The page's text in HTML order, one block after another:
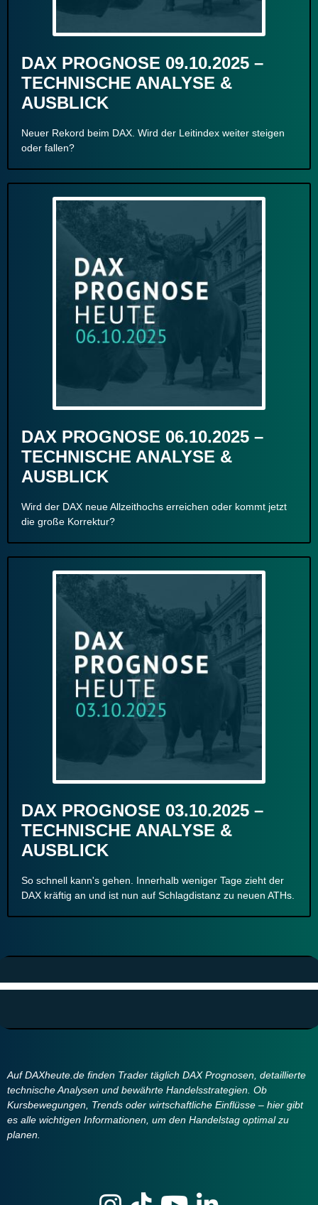
DAX PROGNOSE 09.10.2025 –
TECHNISCHE ANALYSE &
AUSBLICK
Neuer Rekord beim DAX. Wird der Leitindex weiter steigen
oder fallen?
DAX PROGNOSE 06.10.2025 –
TECHNISCHE ANALYSE &
AUSBLICK
Wird der DAX neue Allzeithochs erreichen oder kommt jetzt
die große Korrektur?
DAX PROGNOSE 03.10.2025 –
TECHNISCHE ANALYSE &
AUSBLICK
So schnell kann's gehen. Innerhalb weniger Tage zieht der
DAX kräftig an und ist nun auf Schlagdistanz zu neuen ATHs.
Auf DAXheute.de finden Trader täglich DAX Prognosen, detaillierte
technische Analysen und bewährte Handelsstrategien. Ob
Kursbewegungen, Trends oder wirtschaftliche Einflüsse – hier gibt
es alle wichtigen Informationen, um den Handelstag optimal zu
planen.